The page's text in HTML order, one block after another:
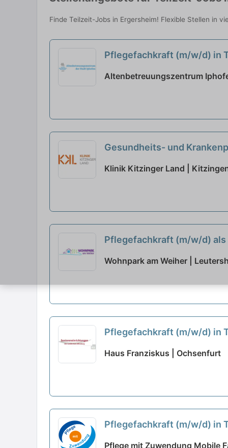
Finde Teilzeit-Jobs in Ergersheim! Flexible Stellen in
Pflegefachkraft (m/w/d) in
Altenbetreuungszentrum
Gesundheits- und
Klinik Kitzinger Land |
Pflegefachkraft (m/w/d)
Wohnpark am Weiher |
Pflegefachkraft (m/w/d) in
Haus Franziskus | Ochsenfurt
Pflegefachkraft (m/w/d) in
Pflege mit Zuwendung Mobile